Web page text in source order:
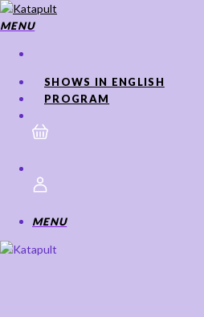
Skip
to
content
MENU
SHOWS IN ENGLISH
PROGRAM
MENU